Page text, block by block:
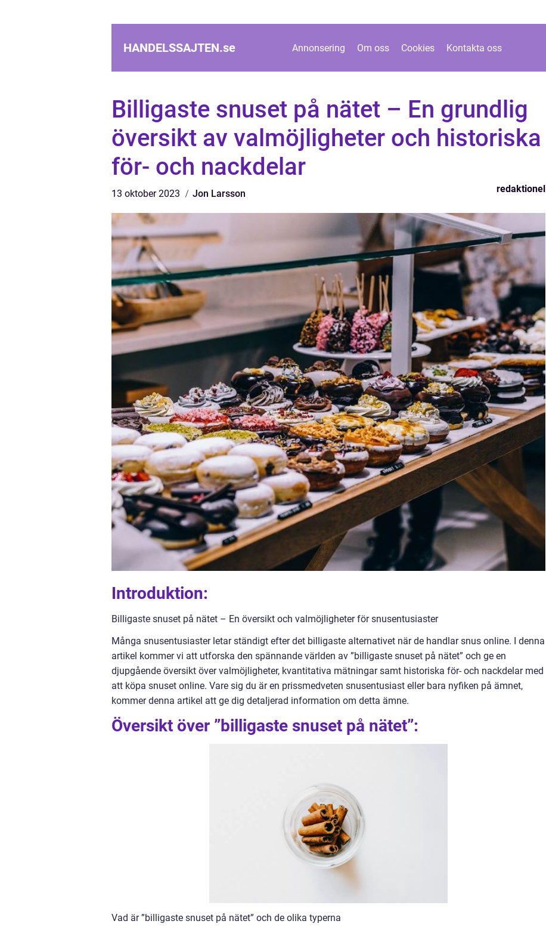
HANDELSSAJTEN.se Annonsering Om oss Cookies Kontakta oss
Billigaste snuset på nätet – En grundlig
översikt av valmöjligheter och historiska
för- och nackdelar
13 oktober 2023 Jon Larsson redaktionel
Introduktion:
Billigaste snuset på nätet – En översikt och valmöjligheter för snusentusiaster
Många snusentusiaster letar ständigt efter det billigaste alternativet när de handlar snus online. I denna
artikel kommer vi att utforska den spännande världen av ”billigaste snuset på nätet” och ge en
djupgående översikt över valmöjligheter, kvantitativa mätningar samt historiska för- och nackdelar med
att köpa snuset online. Vare sig du är en prissmedveten snusentusiast eller bara nyfiken på ämnet,
kommer denna artikel att ge dig detaljerad information om detta ämne.
Översikt över ”billigaste snuset på nätet”:
Vad är ”billigaste snuset på nätet” och de olika typerna